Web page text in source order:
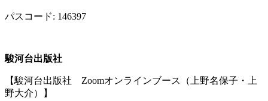
パスコード: 146397
駿河台出版社
【駿河台出版社 Zoomオンラインブース（上野名保子・上
野大介）】